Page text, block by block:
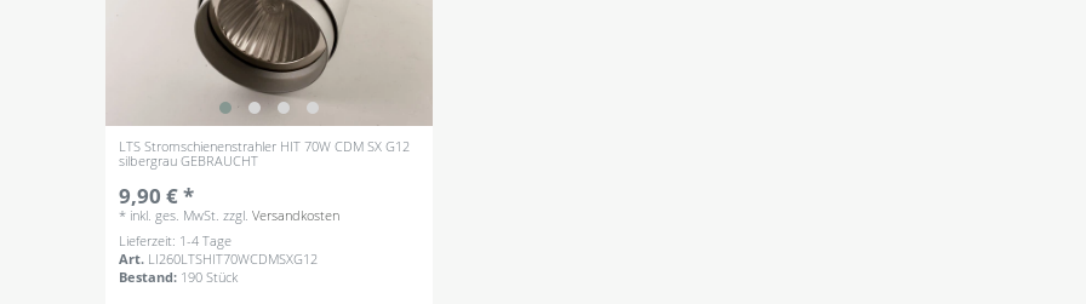
LTS Stromschienenstrahler HIT 70W CDM SX G12
silbergrau GEBRAUCHT
9,90 € *
* inkl. ges. MwSt. zzgl.Versandkosten
Lieferzeit: 1-4 Tage
Art. LI260LTSHIT70WCDMSXG12
Bestand: 190 Stück